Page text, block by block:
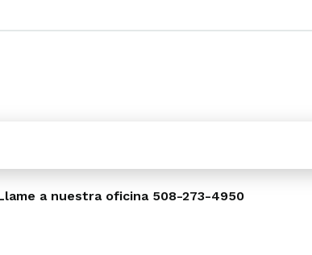
a nuestra oficina 508-273-4950